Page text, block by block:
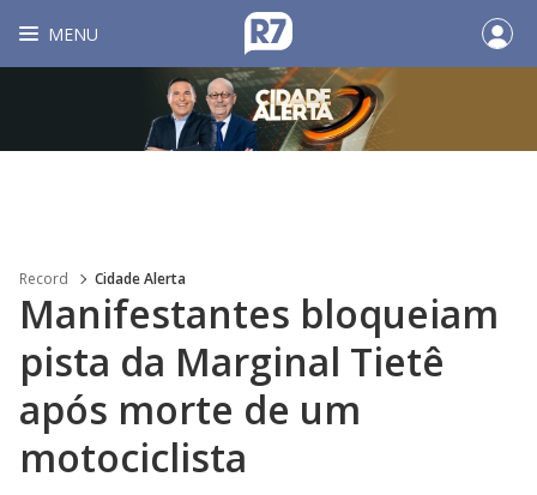
MENU
Record Cidade Alerta
Manifestantes bloqueiam
pista da Marginal Tietê
após morte de um
motociclista